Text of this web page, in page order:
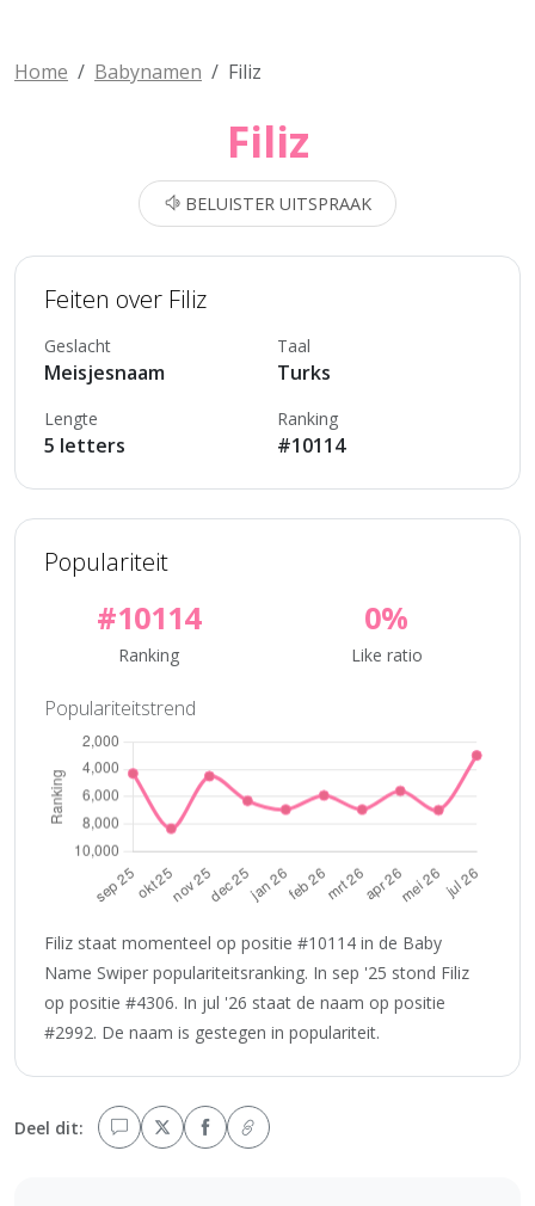
Home Babynamen Filiz
Filiz
BELUISTER UITSPRAAK
Feiten over Filiz
Geslacht
Meisjesnaam
Taal
Turks
Lengte
5 letters
Ranking
#10114
Populariteit
#10114
Ranking
0%
Like ratio
Populariteitstrend
Filiz staat momenteel op positie #10114 in de Baby
Name Swiper populariteitsranking. In sep '25 stond Filiz
op positie #4306. In jul '26 staat de naam op positie
#2992. De naam is gestegen in populariteit.
Deel dit: